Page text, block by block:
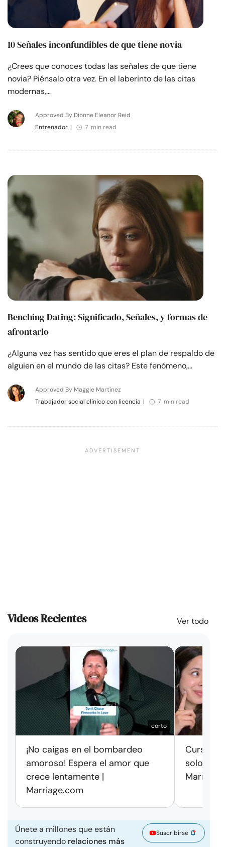
10 Señales inconfundibles de que tiene novia
¿Crees que conoces todas las señales de que tiene
novia? Piénsalo otra vez. En el laberinto de las citas
modernas,…
Approved By Dionne Eleanor Reid
Entrenador | 7 min read
Benching Dating: Significado, Señales, y formas de
afrontarlo
¿Alguna vez has sentido que eres el plan de respaldo de
alguien en el mundo de las citas? Este fenómeno,…
Approved By Maggie Martínez
Trabajador social clínico con licencia | 7 min read
Videos Recientes Ver todo
corto
¡No caigas en el bombardeo
amoroso! Espera el amor que
crece lentamente |
Marriage.com
Cursos
solo
Únete a millones que están
construyendo relaciones más
Suscribirse